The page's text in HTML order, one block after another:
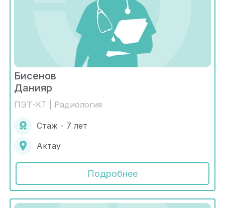
Бисенов
Данияр
ПЭТ-КТ | Радиология
Стаж - 7 лет
Актау
Подробнее